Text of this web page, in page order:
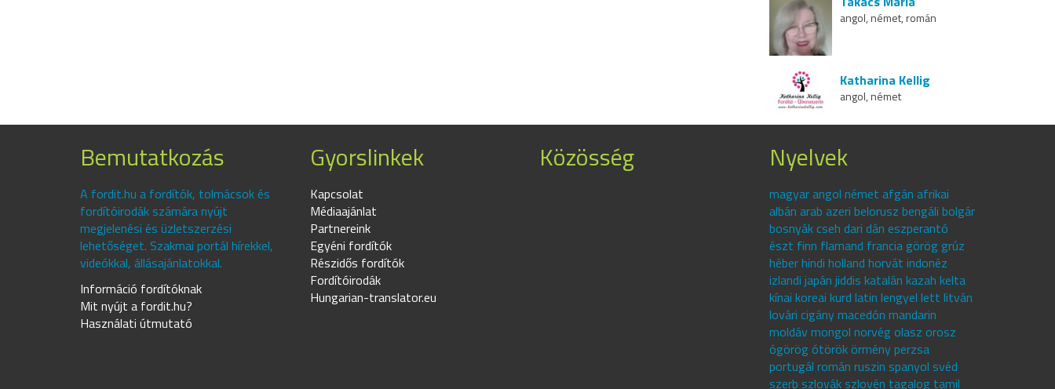
angol, német, román
Katharina Kellig
angol, német
Bemutatkozás
A fordit.hu a fordítók, tolmácsok és
fordítóirodák számára nyújt
megjelenési és üzletszerzési
lehetőséget. Szakmai portál hírekkel,
videókkal, állásajánlatokkal.
Információ fordítóknak
Mit nyújt a fordit.hu?
Használati útmutató
Gyorslinkek
Kapcsolat
Médiaajánlat
Partnereink
Egyéni fordítók
Részidős fordítók
Fordítóirodák
Hungarian-translator.eu
Közösség Nyelvek
magyar angol német afgán afrikai
albán arab azeri belorusz bengáli bolgár
bosnyák cseh dari dán eszperantó
észt finn flamand francia görög grúz
héber hindi holland horvát indonéz
izlandi japán jiddis katalán kazah kelta
kínai koreai kurd latin lengyel lett litván
lovári cigány macedón mandarin
moldáv mongol norvég olasz orosz
ógörög ótörök örmény perzsa
portugál román ruszin spanyol svéd
szerb szlovák szlovén tagalog tamil